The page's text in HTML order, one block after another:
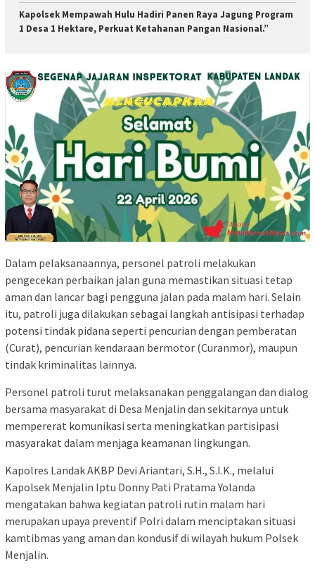
Kapolsek Mempawah Hulu Hadiri Panen Raya Jagung Program
1 Desa 1 Hektare, Perkuat Ketahanan Pangan Nasional.”
Dalam pelaksanaannya, personel patroli melakukan
pengecekan perbaikan jalan guna memastikan situasi tetap
aman dan lancar bagi pengguna jalan pada malam hari. Selain
itu, patroli juga dilakukan sebagai langkah antisipasi terhadap
potensi tindak pidana seperti pencurian dengan pemberatan
(Curat), pencurian kendaraan bermotor (Curanmor), maupun
tindak kriminalitas lainnya.
Personel patroli turut melaksanakan penggalangan dan dialog
bersama masyarakat di Desa Menjalin dan sekitarnya untuk
mempererat komunikasi serta meningkatkan partisipasi
masyarakat dalam menjaga keamanan lingkungan.
Kapolres Landak AKBP Devi Ariantari, S.H., S.I.K., melalui
Kapolsek Menjalin Iptu Donny Pati Pratama Yolanda
mengatakan bahwa kegiatan patroli rutin malam hari
merupakan upaya preventif Polri dalam menciptakan situasi
kamtibmas yang aman dan kondusif di wilayah hukum Polsek
Menjalin.